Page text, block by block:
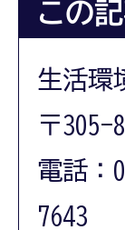
この
生活
〒305-
電話：
7643